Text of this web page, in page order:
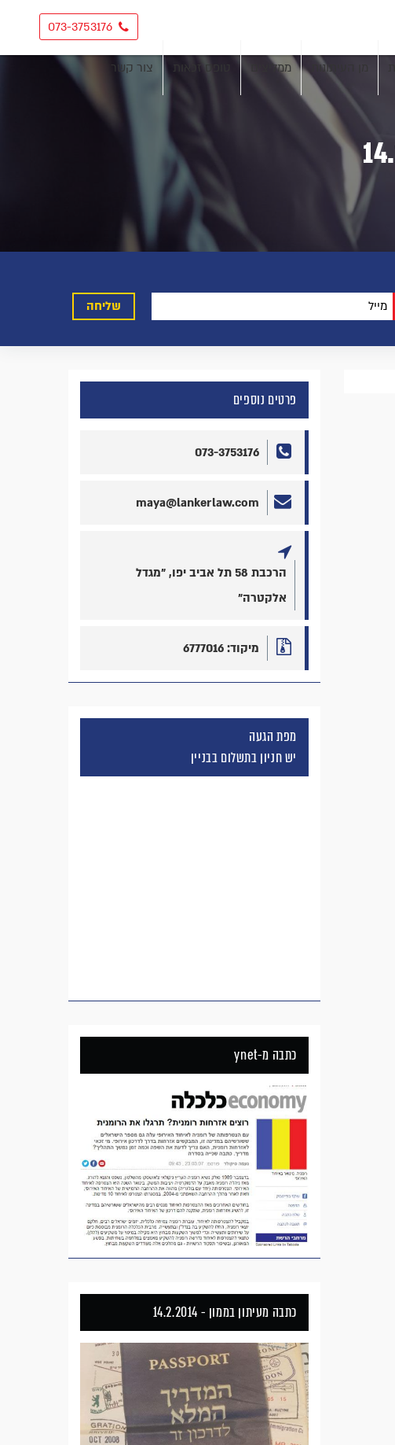
073-3753176
מן העיתונות ממליצים טופס זכאות צור קשר
פרטים נוספים
073-3753176
maya@lankerlaw.com
הרכבת 58 תל אביב יפו, "מגדל
אלקטרה"
מיקוד: 6777016
מפת הגעה
יש חניון בתשלום בבניין
כתבה מ-ynet
כתבה מעיתון בממון - 14.2.2014